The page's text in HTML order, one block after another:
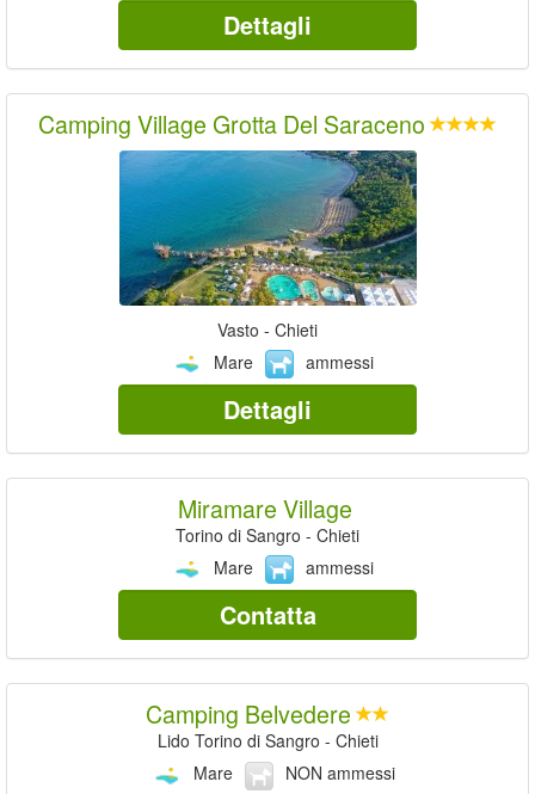
Dettagli
Camping Village Grotta Del Saraceno
Vasto - Chieti
Mare
ammessi
Dettagli
Miramare Village
Torino di Sangro - Chieti
Mare
ammessi
Contatta
Camping Belvedere
Lido Torino di Sangro - Chieti
Mare
NON ammessi